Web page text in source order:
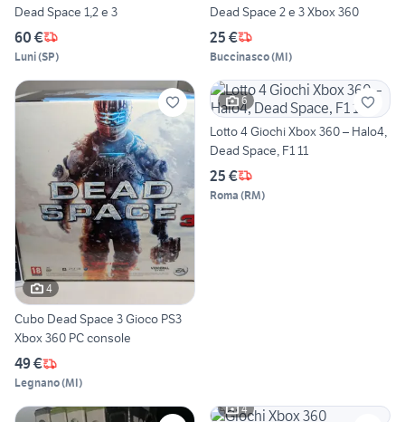
Dead Space 1,2 e 3
60 €
Luni(SP)
Dead Space 2 e 3 Xbox 360
25 €
Buccinasco(MI)
4
Cubo Dead Space 3 Gioco PS3
Xbox 360 PC console
49 €
Legnano(MI)
6
Lotto 4 Giochi Xbox 360 – Halo4,
Dead Space, F1 11
25 €
Roma (RM)
4